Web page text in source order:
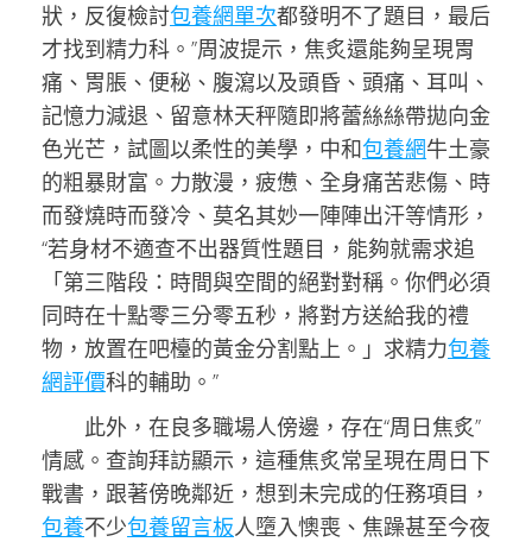
狀，反復檢討包養網單次都發明不了題目，最后
才找到精力科。”周波提示，焦炙還能夠呈現胃
痛、胃脹、便秘、腹瀉以及頭昏、頭痛、耳叫、
記憶力減退、留意林天秤隨即將蕾絲絲帶拋向金
色光芒，試圖以柔性的美學，中和包養網牛土豪
的粗暴財富。力散漫，疲憊、全身痛苦悲傷、時
而發燒時而發冷、莫名其妙一陣陣出汗等情形，
“若身材不適查不出器質性題目，能夠就需求追
「第三階段：時間與空間的絕對對稱。你們必須
同時在十點零三分零五秒，將對方送給我的禮
物，放置在吧檯的黃金分割點上。」求精力包養
網評價科的輔助。”
此外，在良多職場人傍邊，存在“周日焦炙”
情感。查詢拜訪顯示，這種焦炙常呈現在周日下
戰書，跟著傍晚鄰近，想到未完成的任務項目，
包養不少包養留言板人墮入懊喪、焦躁甚至今夜